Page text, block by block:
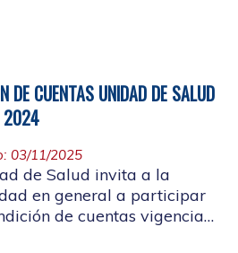
DE CUENTAS UNIDAD DE SALUD
2024
03/11/2025
de Salud invita a la
en general a participar
de cuentas vigencia